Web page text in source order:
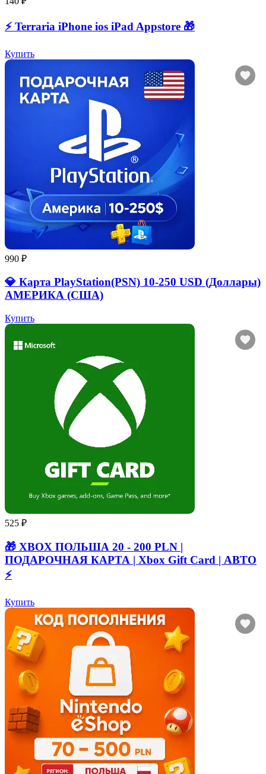
⚡️ Terraria iPhone ios iPad Appstore 🎁
Купить
990 ₽
💎 Карта PlayStation(PSN) 10-250 USD (Доллары)
АМЕРИКА (США)
Купить
525 ₽
🎁 XBOX ПОЛЬША 20 - 200 PLN |
ПОДАРОЧНАЯ КАРТА | Xbox Gift Card | АВТО
⚡
Купить